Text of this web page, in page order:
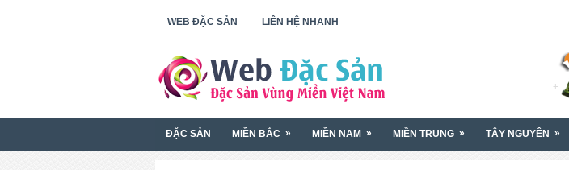
WEB ĐẶC SẢN LIÊN HỆ NHANH
ĐẶC SẢN MIỀN BẮC » MIỀN NAM » MIỀN TRUNG » TÂY NGUYÊN »